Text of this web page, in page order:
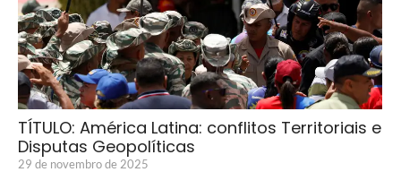
TÍTULO: América Latina: conflitos Territoriais e
Disputas Geopolíticas
29 de novembro de 2025